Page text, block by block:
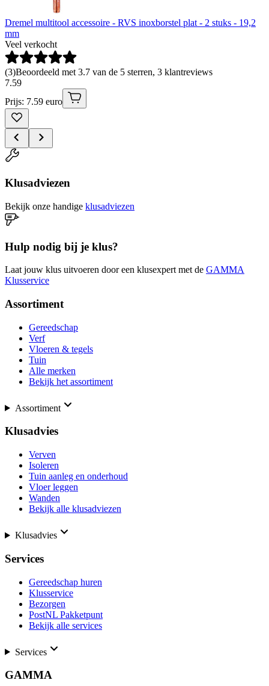
Dremel multitool accessoire - RVS inoxborstel plat - 2 stuks - 19,2
mm
Veel verkocht
(3)Beoordeeld met 3.7 van de 5 sterren, 3 klantreviews
7.59
Prijs: 7.59 euro
Klusadviezen
Bekijk onze handige klusadviezen
Hulp nodig bij je klus?
Laat jouw klus uitvoeren door een klusexpert met de GAMMA
Klusservice
Assortiment
Gereedschap
Verf
Vloeren & tegels
Tuin
Alle merken
Bekijk het assortiment
Assortiment
Klusadvies
Verven
Isoleren
Tuin aanleg en onderhoud
Vloer leggen
Wanden
Bekijk alle klusadviezen
Klusadvies
Services
Gereedschap huren
Klusservice
Bezorgen
PostNL Pakketpunt
Bekijk alle services
Services
GAMMA